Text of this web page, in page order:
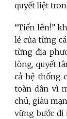
quyết liệt
“Tiến lên!”
lẻ của từng
từng địa
lòng, quyết
cả hệ thống
toàn dân vì
chủ, giàu
vững bước đi